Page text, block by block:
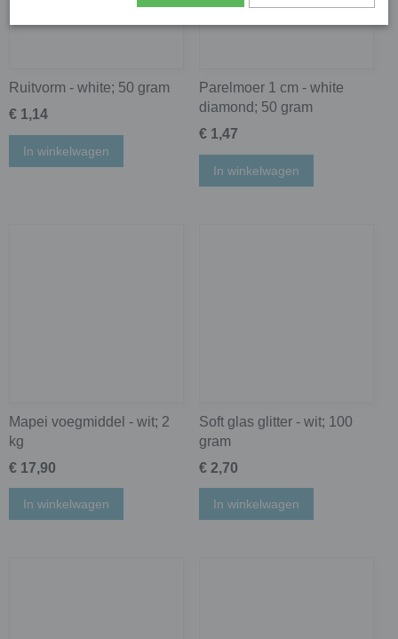
Ruitvorm - white; 50 gram
€ 1,14
In winkelwagen
Parelmoer 1 cm - white
diamond; 50 gram
€ 1,47
In winkelwagen
Mapei voegmiddel - wit; 2
kg
€ 17,90
In winkelwagen
Soft glas glitter - wit; 100
gram
€ 2,70
In winkelwagen